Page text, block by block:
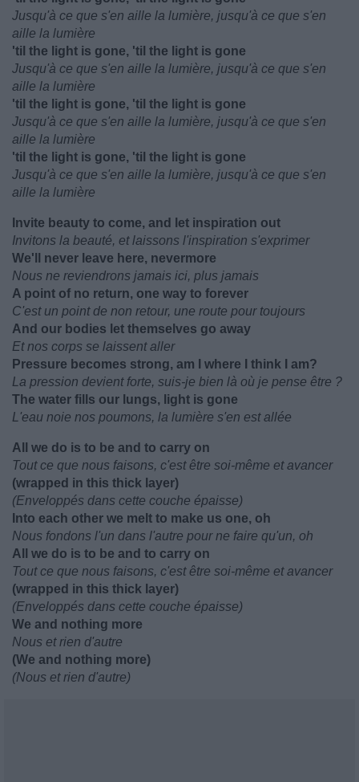
Jusqu'à ce que s'en aille la lumière, jusqu'à ce que s'en
aille la lumière
'til the light is gone, 'til the light is gone
Jusqu'à ce que s'en aille la lumière, jusqu'à ce que s'en
aille la lumière
'til the light is gone, 'til the light is gone
Jusqu'à ce que s'en aille la lumière, jusqu'à ce que s'en
aille la lumière
'til the light is gone, 'til the light is gone
Jusqu'à ce que s'en aille la lumière, jusqu'à ce que s'en
aille la lumière
Invite beauty to come, and let inspiration out
Invitons la beauté, et laissons l'inspiration s'exprimer
We'll never leave here, nevermore
Nous ne reviendrons jamais ici, plus jamais
A point of no return, one way to forever
C'est un point de non retour, une route pour toujours
And our bodies let themselves go away
Et nos corps se laissent aller
Pressure becomes strong, am I where I think I am?
La pression devient forte, suis-je bien là où je pense être ?
The water fills our lungs, light is gone
L'eau noie nos poumons, la lumière s'en est allée
All we do is to be and to carry on
Tout ce que nous faisons, c'est être soi-même et avancer
(wrapped in this thick layer)
(Enveloppés dans cette couche épaisse)
Into each other we melt to make us one, oh
Nous fondons l'un dans l'autre pour ne faire qu'un, oh
All we do is to be and to carry on
Tout ce que nous faisons, c'est être soi-même et avancer
(wrapped in this thick layer)
(Enveloppés dans cette couche épaisse)
We and nothing more
Nous et rien d'autre
(We and nothing more)
(Nous et rien d'autre)